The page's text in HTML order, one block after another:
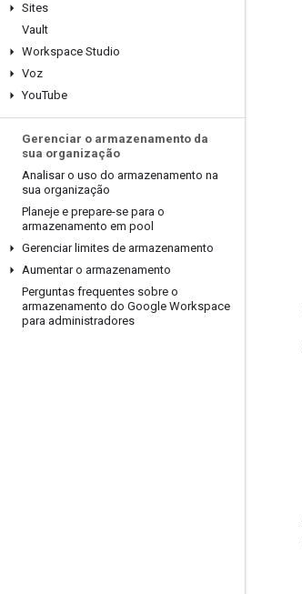
Sites
Vault
Workspace Studio
Voz
YouTube
Gerenciar o armazenamento da
sua organização
Analisar o uso do armazenamento na
sua organização
Planeje e prepare-se para o
armazenamento em pool
Gerenciar limites de armazenamento
Aumentar o armazenamento
Perguntas frequentes sobre o
armazenamento do Google Workspace
para administradores